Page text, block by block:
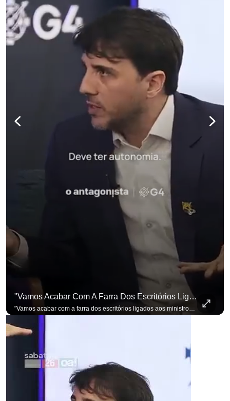
"Vamos Acabar Com A Farra Dos Escritórios Ligados Aos Ministros Do STF"
"Vamos acabar com a farra dos escritórios ligados aos ministros do STF". Essa foi a resposta de Renan Santos ao ser questionado sobre o Judiciário. Se você busca informação com credibilidade, inscreva-se agora e ative o